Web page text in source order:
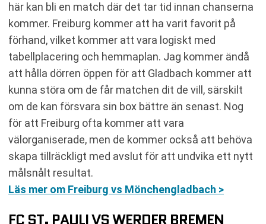
här kan bli en match där det tar tid innan chanserna
kommer. Freiburg kommer att ha varit favorit på
förhand, vilket kommer att vara logiskt med
tabellplacering och hemmaplan. Jag kommer ändå
att hålla dörren öppen för att Gladbach kommer att
kunna störa om de får matchen dit de vill, särskilt
om de kan försvara sin box bättre än senast. Nog
för att Freiburg ofta kommer att vara
välorganiserade, men de kommer också att behöva
skapa tillräckligt med avslut för att undvika ett nytt
målsnålt resultat.
Läs mer om Freiburg vs Mönchengladbach >
FC ST. PAULI VS WERDER BREMEN